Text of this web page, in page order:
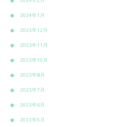
2024年1月
2023年12月
2023年11月
2023年10月
2023年8月
2023年7月
2023年6月
2023年5月